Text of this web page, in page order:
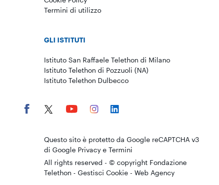
Termini di utilizzo
GLI ISTITUTI
Istituto San Raffaele Telethon di Milano
Istituto Telethon di Pozzuoli (NA)
Istituto Telethon Dulbecco
Questo sito è protetto da Google reCAPTCHA v3
di Google Privacy e Termini
All rights reserved - © copyright Fondazione
Telethon - Gestisci Cookie - Web Agency